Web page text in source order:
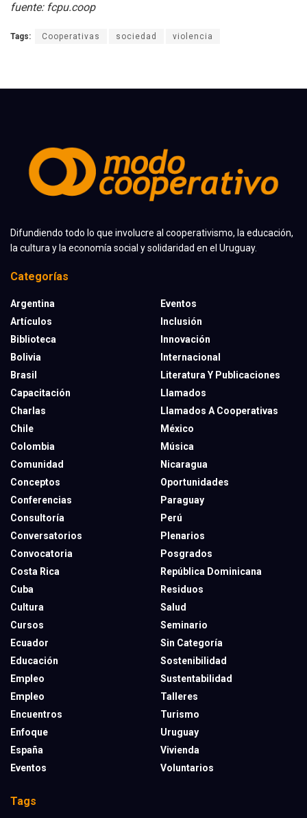
fuente: fcpu.coop
Tags: Cooperativas sociedad violencia
Difundiendo todo lo que involucre al cooperativismo, la educación,
la cultura y la economía social y solidaridad en el Uruguay.
Categorías
Argentina
Artículos
Biblioteca
Bolivia
Brasil
Capacitación
Charlas
Chile
Colombia
Comunidad
Conceptos
Conferencias
Consultoría
Conversatorios
Convocatoria
Costa Rica
Cuba
Cultura
Cursos
Ecuador
Educación
Empleo
Empleo
Encuentros
Enfoque
España
Eventos
Eventos
Inclusión
Innovación
Internacional
Literatura Y Publicaciones
Llamados
Llamados A Cooperativas
México
Música
Nicaragua
Oportunidades
Paraguay
Perú
Plenarios
Posgrados
República Dominicana
Residuos
Salud
Seminario
Sin Categoría
Sostenibilidad
Sustentabilidad
Talleres
Turismo
Uruguay
Vivienda
Voluntarios
Tags